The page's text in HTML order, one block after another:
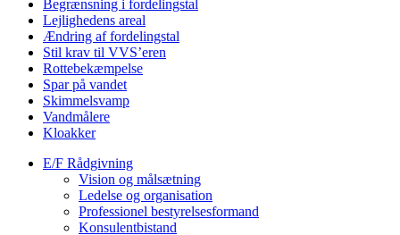
Begrænsning i fordelingstal
Lejlighedens areal
Ændring af fordelingstal
Stil krav til VVS’eren
Rottebekæmpelse
Spar på vandet
Skimmelsvamp
Vandmålere
Kloakker
E/F Rådgivning
Vision og målsætning
Ledelse og organisation
Professionel bestyrelsesformand
Konsulentbistand